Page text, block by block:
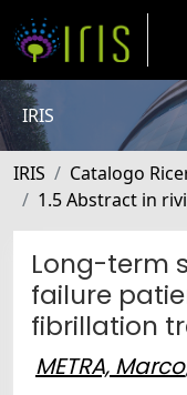
IRIS
IRIS Catalogo
1.5 Abstract in
Long-term
failure
fibrillation
METRA, Marco